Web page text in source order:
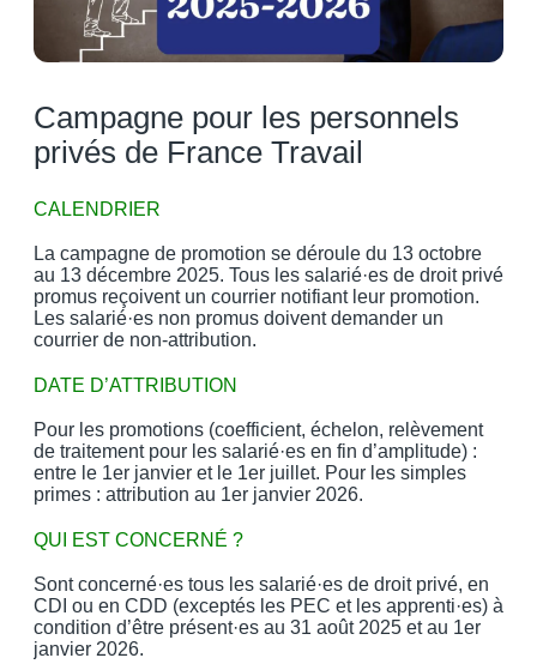
Campagne pour les personnels
privés de France Travail
CALENDRIER
La campagne de promotion se déroule du 13 octobre
au 13 décembre 2025. Tous les salarié·es de droit privé
promus reçoivent un courrier notifiant leur promotion.
Les salarié·es non promus doivent demander un
courrier de non-attribution.
DATE D’ATTRIBUTION
Pour les promotions (coefficient, échelon, relèvement
de traitement pour les salarié·es en fin d’amplitude) :
entre le 1er janvier et le 1er juillet. Pour les simples
primes : attribution au 1er janvier 2026.
QUI EST CONCERNÉ ?
Sont concerné·es tous les salarié·es de droit privé, en
CDI ou en CDD (exceptés les PEC et les apprenti·es) à
condition d’être présent·es au 31 août 2025 et au 1er
janvier 2026.